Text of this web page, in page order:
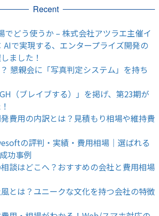
Recent
どう使うか – 株式会社アツラエ主催イ
で実現する、エンタープライズ開発の
ました！
懇親会に「写真判定システム」を持ち
（ブレイブする）」を掲げ、第23期が
費用の内訳とは？見積もり相場や維持費
の評判・実績・費用相場｜選ばれる
功事例
談はどこへ？おすすめの会社と費用相場
とは？ユニークな文化を持つ会社の特徴